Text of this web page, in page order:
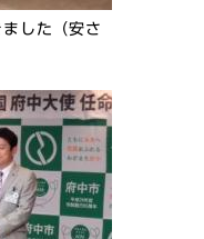
した（安さ